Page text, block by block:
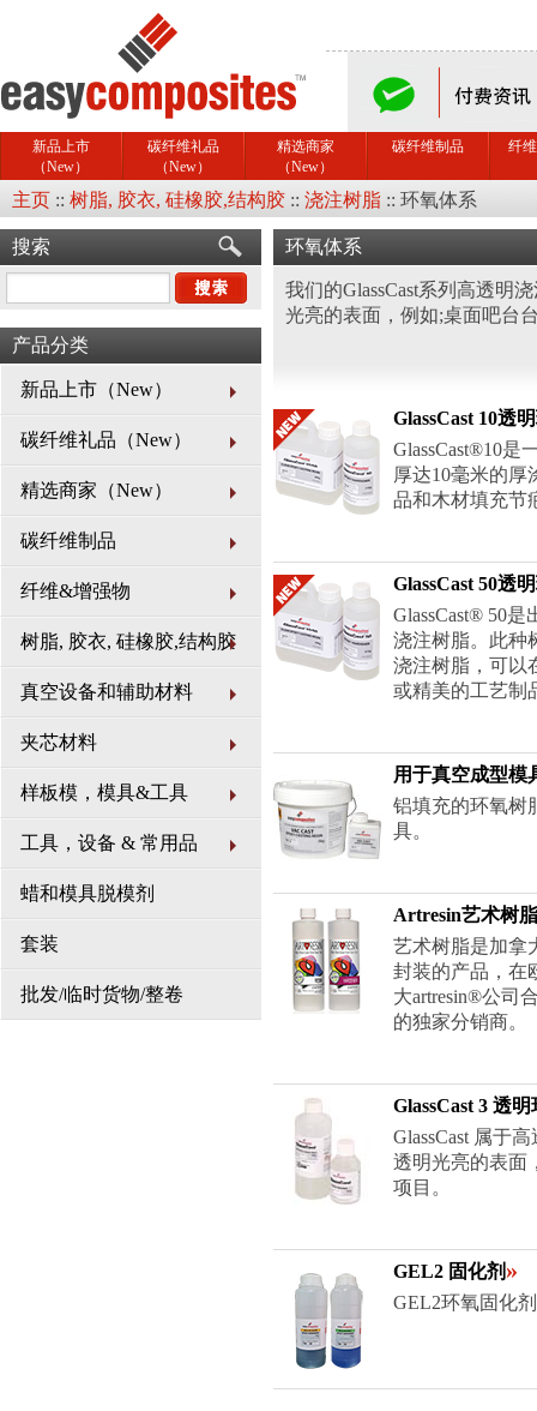
新品上市
（New）
碳纤维礼品
（New）
精选商家
（New）
碳纤维制品 纤
主页 :: 树脂, 胶衣, 硅橡胶,结构胶 :: 浇注树脂 :: 环氧体系
搜索
产品分类
新品上市（New）
碳纤维礼品（New）
精选商家（New）
碳纤维制品
纤维&增强物
树脂, 胶衣, 硅橡胶,结构胶
真空设备和辅助材料
夹芯材料
样板模，模具&工具
工具，设备 & 常用品
蜡和模具脱模剂
套装
批发/临时货物/整卷
环氧体系
我们的GlassCast系列高透明
光亮的表面，例如;桌面吧台
GlassCast 10透
GlassCast®10是
厚达10毫米的厚
品和木材填充节
GlassCast 50透
GlassCast® 50
浇注树脂。此种
浇注树脂，可以
或精美的工艺制
用于真空成型模
铝填充的环氧树
具。
Artresin艺术树脂
艺术树脂是加拿
封装的产品，在
大artresin®公司
的独家分销商。
GlassCast 3 透
GlassCast 属于
透明光亮的表面
项目。
GEL2 固化剂 »
GEL2环氧固化